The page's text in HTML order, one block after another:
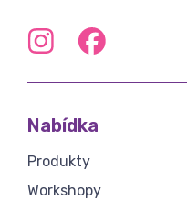
Nabídka
Produkty
Workshopy